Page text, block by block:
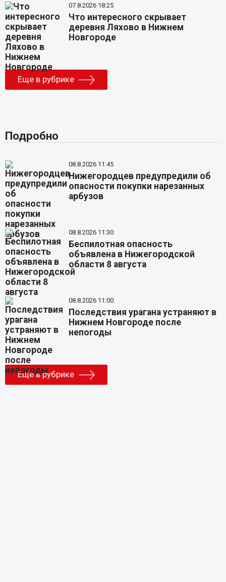
07.8.2026 18:25
Что интересного скрывает
деревня Ляхово в Нижнем
Новгороде
Еще в рубрике
Подробно
08.8.2026 11:45
Нижегородцев предупредили об
опасности покупки нарезанных
арбузов
08.8.2026 11:30
Беспилотная опасность
объявлена в Нижегородской
области 8 августа
08.8.2026 11:00
Последствия урагана устраняют в
Нижнем Новгороде после
непогоды
Еще в рубрике